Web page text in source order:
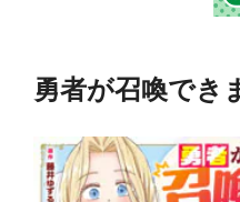
勇者が召喚でき